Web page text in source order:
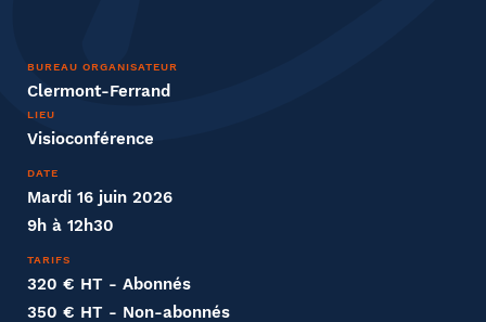
BUREAU ORGANISATEUR
Clermont-Ferrand
LIEU
Visioconférence
DATE
Mardi 16 juin 2026
9h à 12h30
TARIFS
320 € HT - Abonnés
350 € HT - Non-abonnés
Entreprise
Société